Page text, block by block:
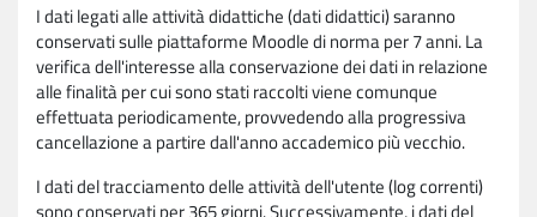
I dati legati alle attività didattiche (dati didattici) saranno
conservati sulle piattaforme Moodle di norma per 7 anni. La
verifica dell'interesse alla conservazione dei dati in relazione
alle finalità per cui sono stati raccolti viene comunque
effettuata periodicamente, provvedendo alla progressiva
cancellazione a partire dall'anno accademico più vecchio.
I dati del tracciamento delle attività dell'utente (log correnti)
sono conservati per 365 giorni. Successivamente, i dati del